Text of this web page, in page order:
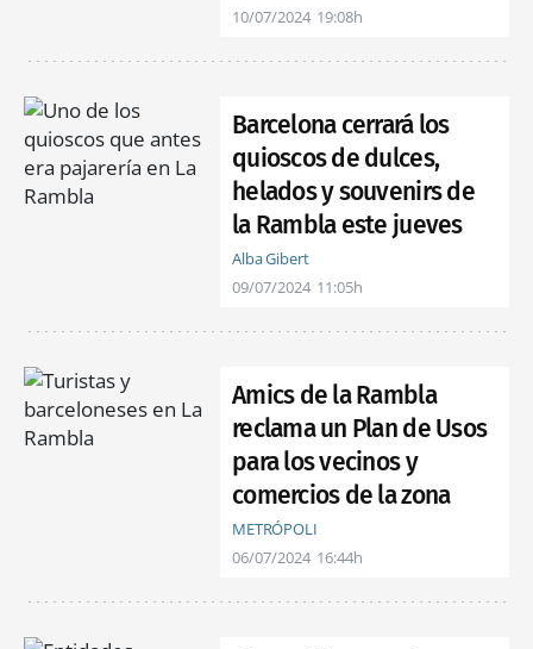
10/07/2024 19:08h
Barcelona cerrará los
quioscos de dulces,
helados y souvenirs de
la Rambla este jueves
Alba Gibert
09/07/2024 11:05h
Amics de la Rambla
reclama un Plan de Usos
para los vecinos y
comercios de la zona
METRÓPOLI
06/07/2024 16:44h